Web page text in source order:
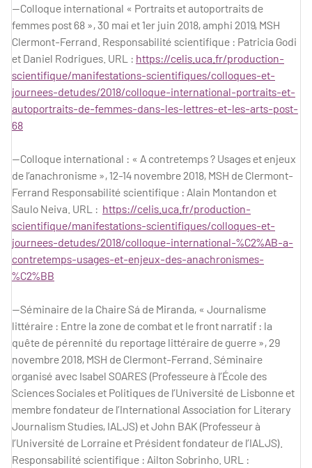
—Colloque international « Portraits et autoportraits de
femmes post 68 », 30 mai et 1er juin 2018, amphi 2019, MSH
Clermont-Ferrand. Responsabilité scientifique : Patricia Godi
et Daniel Rodrigues. URL : https://celis.uca.fr/production-
scientifique/manifestations-scientifiques/colloques-et-
journees-detudes/2018/colloque-international-portraits-et-
autoportraits-de-femmes-dans-les-lettres-et-les-arts-post-
68
—Colloque international : « A contretemps ? Usages et enjeux
de l’anachronisme », 12-14 novembre 2018, MSH de Clermont-
Ferrand Responsabilité scientifique : Alain Montandon et
Saulo Neiva. URL : https://celis.uca.fr/production-
scientifique/manifestations-scientifiques/colloques-et-
journees-detudes/2018/colloque-international-%C2%AB-a-
contretemps-usages-et-enjeux-des-anachronismes-
%C2%BB
—Séminaire de la Chaire Sá de Miranda, « Journalisme
littéraire : Entre la zone de combat et le front narratif : la
quête de pérennité du reportage littéraire de guerre », 29
novembre 2018, MSH de Clermont-Ferrand. Séminaire
organisé avec Isabel SOARES (Professeure à l’École des
Sciences Sociales et Politiques de l’Université de Lisbonne et
membre fondateur de l’International Association for Literary
Journalism Studies, IALJS) et John BAK (Professeur à
l’Université de Lorraine et Président fondateur de l’IALJS).
Responsabilité scientifique : Ailton Sobrinho. URL :